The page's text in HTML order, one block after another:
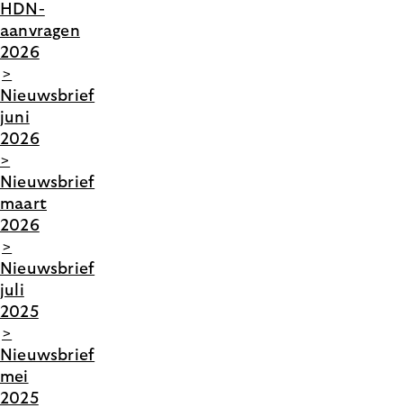
HDN-
aanvragen
2026
>
Nieuwsbrief
juni
2026
>
Nieuwsbrief
maart
2026
>
Nieuwsbrief
juli
2025
>
Nieuwsbrief
mei
2025